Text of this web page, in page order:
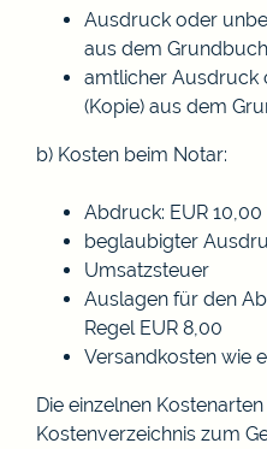
Ausdruck oder
aus dem
amtlicher Ausdruck
(Kopie) aus dem
b) Kosten beim Notar:
Abdruck: EUR 10,00
beglaubigter
Umsatzsteuer
Auslagen für den
Regel EUR 8,00
Versandkosten wie
Die einzelnen
Kostenverzeichnis zum